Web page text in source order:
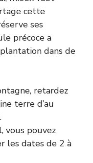
cette
ses
précoce a
dans de
retardez
terre d’au
vous pouvez
les dates de 2 à